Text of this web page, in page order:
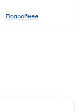
Подробнее